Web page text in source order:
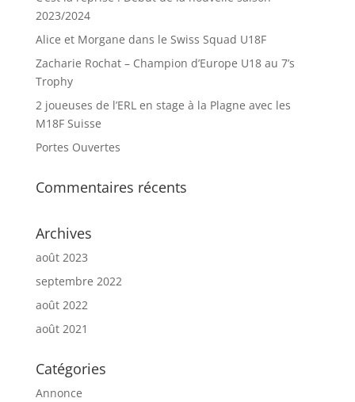
2023/2024
Alice et Morgane dans le Swiss Squad U18F
Zacharie Rochat – Champion d’Europe U18 au 7’s
Trophy
2 joueuses de l’ERL en stage à la Plagne avec les
M18F Suisse
Portes Ouvertes
Commentaires récents
Archives
août 2023
septembre 2022
août 2022
août 2021
Catégories
Annonce